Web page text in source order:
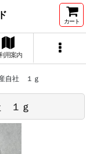
カート
用案内
自社 １ｇ
１ｇ